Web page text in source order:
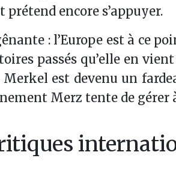
encore s’appuyer.
: l’Europe est à ce
passés qu’elle en
est devenu un
Merz tente de gérer